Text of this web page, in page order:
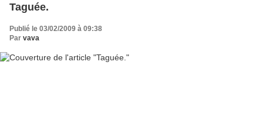
Taguée.
Publié le 03/02/2009 à 09:38
Par vava